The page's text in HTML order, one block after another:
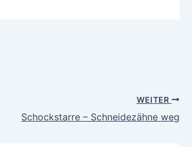
WEITER
Schockstarre – Schneidezähne weg